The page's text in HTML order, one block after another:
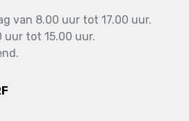
van 8.00 uur tot 17.00 uur.
uur tot 15.00 uur.